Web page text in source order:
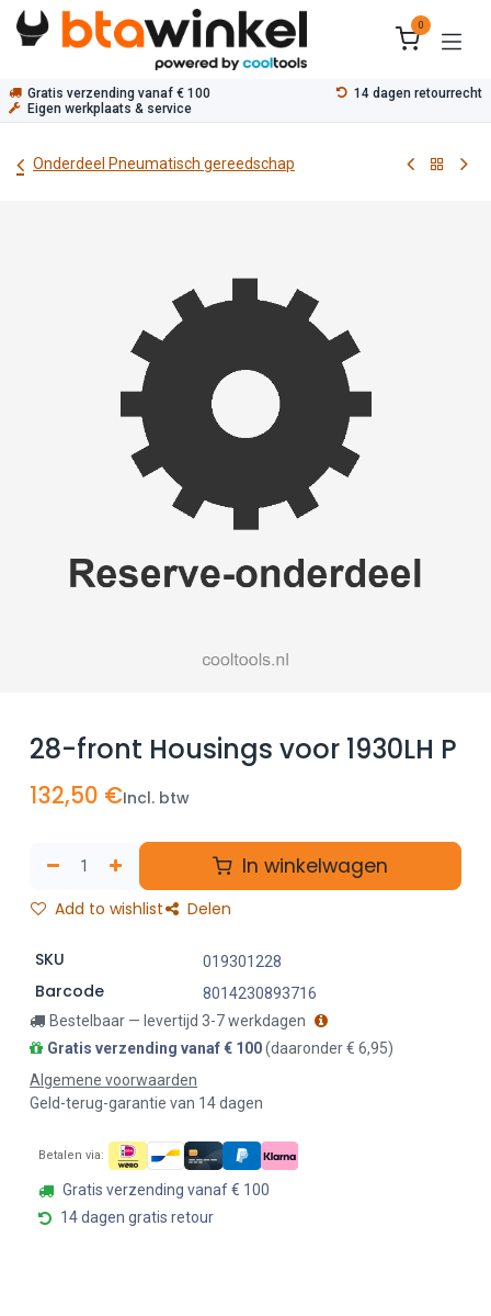
Overslaan naar inhoud
0
Gratis verzending vanaf € 100
14 dagen retourrecht
Eigen werkplaats & service
Onderdeel Pneumatisch gereedschap
28-front Housings voor 1930LH P
132,50 €Incl. btw
In winkelwagen
Add to wishlist Delen
SKU 019301228
Barcode
8014230893716
Bestelbaar — levertijd 3-7 werkdagen
Gratis verzending vanaf € 100(daaronder € 6,95)
Algemene voorwaarden
Geld-terug-garantie van 14 dagen
Betalen via:
Gratis verzending vanaf € 100
14 dagen gratis retour